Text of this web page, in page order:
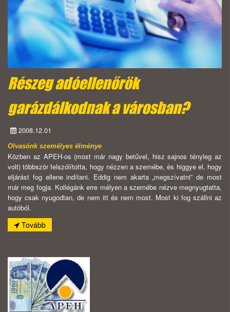
Részeg adóellenőrök
garázdálkodnak a városban?
2008.12.01
Olvasónk személyes élménye
Közben az APEH-os (most már nagy betűvel, hisz sajnos tényleg az
volt) többször felszólította, hogy nézzen a szemébe, és higgye el, hogy
eljárást fog ellene indítani. Eddig nem akarta „megszívatni” de most
már meg fogja. Kollégánk erre mélyen a szemébe nézve megnyugtatta,
hogy csak nyugodtan, de nem itt és nem most. Most ki fog szállni az
autóból.
Tovább